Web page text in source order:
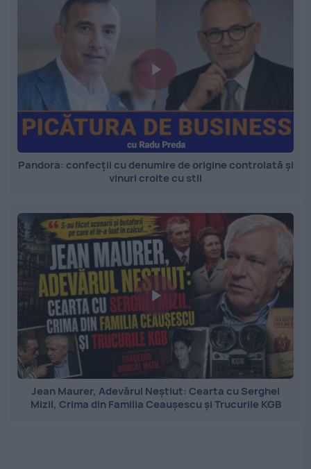
Pandora: confecții cu denumire de origine controlată și
vinuri croite cu stil
Jean Maurer, Adevărul Neștiut: Cearta cu Serghei
Mizil, Crima din Familia Ceaușescu și Trucurile KGB